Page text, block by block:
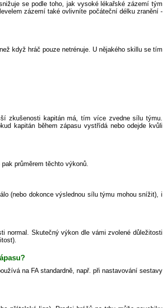
se podle toho, jak vysoké lékařské zázemí tým
zázemí také ovlivníte počáteční délku zranění -
když hráč pouze netrénuje. U nějakého skillu se tím
zkušenosti kapitán má, tím více zvedne sílu týmu.
kapitán během zápasu vystřídá nebo odejde kvůli
průměrem těchto výkonů.
(nebo dokonce výslednou sílu týmu mohou snížit), i
normal. Skutečný výkon dle vámi zvolené důležitosti
na FA standardně, např. při nastavování sestavy